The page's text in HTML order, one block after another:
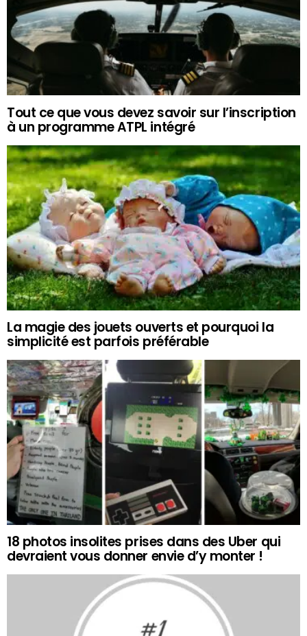
Tout ce que vous devez savoir sur l’inscription
à un programme ATPL intégré
La magie des jouets ouverts et pourquoi la
simplicité est parfois préférable
18 photos insolites prises dans des Uber qui
devraient vous donner envie d’y monter !